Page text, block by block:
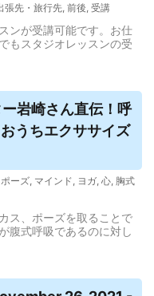
張先・旅行先, 前後, 受講
ンが受講可能です。お仕
もスタジオレッスンの受
岩崎さん直伝！呼
うちエクササイズ
ポーズ, マインド, ヨガ, 心, 胸式
ス、ポーズを取ることで
が腹式呼吸であるのに対し